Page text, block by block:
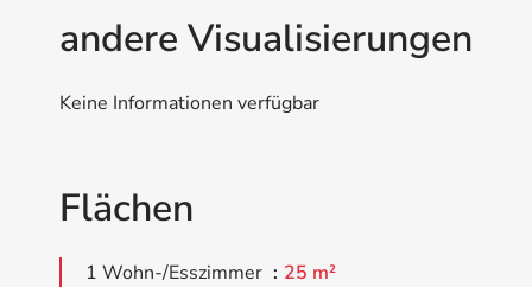
andere Visualisierungen
Keine Informationen verfügbar
Flächen
1 Wohn-/Esszimmer
25 m²